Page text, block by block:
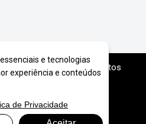
Digital . Todos os Direitos
e tecnologias
experiência e conteúdos
de Privacidade